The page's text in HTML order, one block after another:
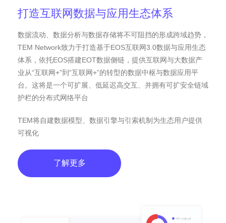
打造互联网数据与应用生态体系
数据流动、数据分析与数据存储将不可阻挡的形成跨域趋势，
TEM Network致力于打造基于EOS互联网3.0数据与应用生态
体系，依托EOS搭建EOT数据侧链，提供互联网与大数据产
业从“互联网+”到“互联网+”的转型的数据中枢与数据应用平
台。这将是一个可扩展、低延迟高交互、并拥有可扩安全链域
护栏的分布式网络平台
TEM将自建数据模型、数据引擎与引索机制为生态用户提供
可视化
了解更多